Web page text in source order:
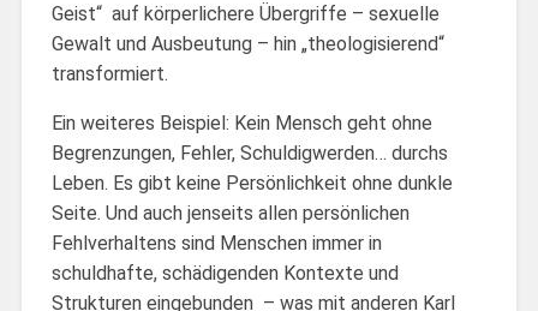
Geist“ auf körperlichere Übergriffe – sexuelle
Gewalt und Ausbeutung – hin „theologisierend“
transformiert.
Ein weiteres Beispiel: Kein Mensch geht ohne
Begrenzungen, Fehler, Schuldigwerden… durchs
Leben. Es gibt keine Persönlichkeit ohne dunkle
Seite. Und auch jenseits allen persönlichen
Fehlverhaltens sind Menschen immer in
schuldhafte, schädigenden Kontexte und
Strukturen eingebunden – was mit anderen Karl